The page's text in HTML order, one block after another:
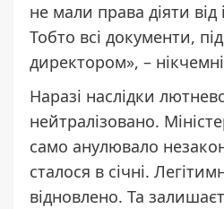
не мали права діяти від
Тобто всі документи,
директором», –
Наразі наслідки
нейтралізовано.
само анулювало
сталося в січні.
відновлено. Та